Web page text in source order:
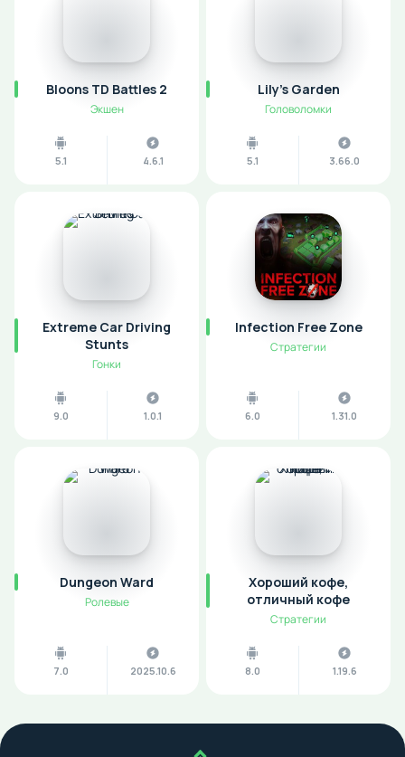
Bloons TD Battles 2
Экшен
5.1 4.6.1
Lily's Garden
Головоломки
5.1 3.66.0
Extreme Car Driving
Stunts
Гонки
9.0 1.0.1
Infection Free Zone
Стратегии
6.0 1.31.0
Dungeon Ward
Ролевые
7.0 2025.10.6
Хороший кофе,
отличный кофе
Стратегии
8.0 1.19.6